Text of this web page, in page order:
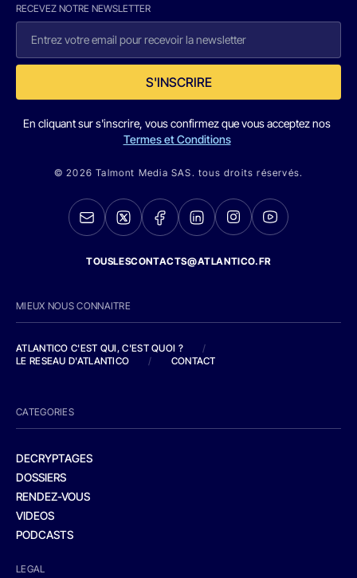
RECEVEZ NOTRE NEWSLETTER
S'INSCRIRE
En cliquant sur s'inscrire, vous confirmez que vous acceptez nos
Termes et Conditions
© 2026 Talmont Media SAS. tous droits réservés.
TOUSLESCONTACTS@ATLANTICO.FR
MIEUX NOUS CONNAITRE
ATLANTICO C'EST QUI, C'EST QUOI ?
/
LE RESEAU D'ATLANTICO
/ CONTACT
CATEGORIES
DECRYPTAGES
DOSSIERS
RENDEZ-VOUS
VIDEOS
PODCASTS
LEGAL